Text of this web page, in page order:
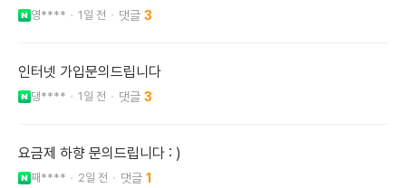
영**** 1일 전 3
인터넷 가입문의드립니다
댕**** 1일 전 3
요금제 하향 문의드립니다 : )
째**** 2일 전 1